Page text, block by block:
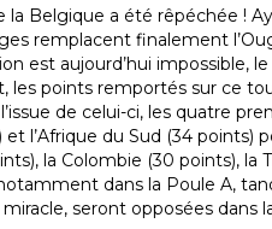
la Belgique a été rêpéchée !
remplacent finalement
est aujourd’hui impossible,
les points remportés sur ce
de celui-ci, les quatre
l’Afrique du Sud (34 points)
la Colombie (30 points), la
dans la Poule A,
seront opposées dans